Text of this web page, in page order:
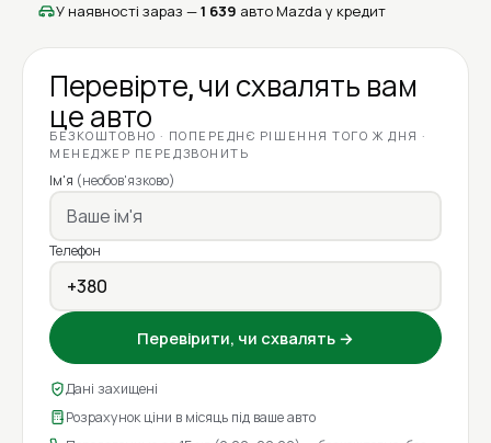
У наявності зараз —1 639 авто Mazda у кредит
Перевірте, чи схвалять вам
це авто
БЕЗКОШТОВНО · ПОПЕРЕДНЄ РІШЕННЯ ТОГО Ж ДНЯ ·
МЕНЕДЖЕР ПЕРЕДЗВОНИТЬ
Ім'я (необов'язково)
Телефон
Перевірити, чи схвалять →
Дані захищені
Розрахунок ціни в місяць під ваше авто